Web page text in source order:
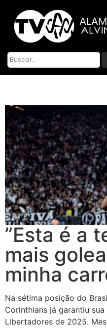
”Esta é a
mais
minha
Na sétima posição do
Corinthians já garantiu sua
Libertadores de 2025.